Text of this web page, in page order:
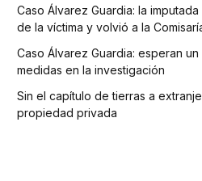
Caso Álvarez Guardia: la
de la víctima y volvió a la
Caso Álvarez Guardia: esperan
medidas en la investigación
Sin el capítulo de tierras a
propiedad privada